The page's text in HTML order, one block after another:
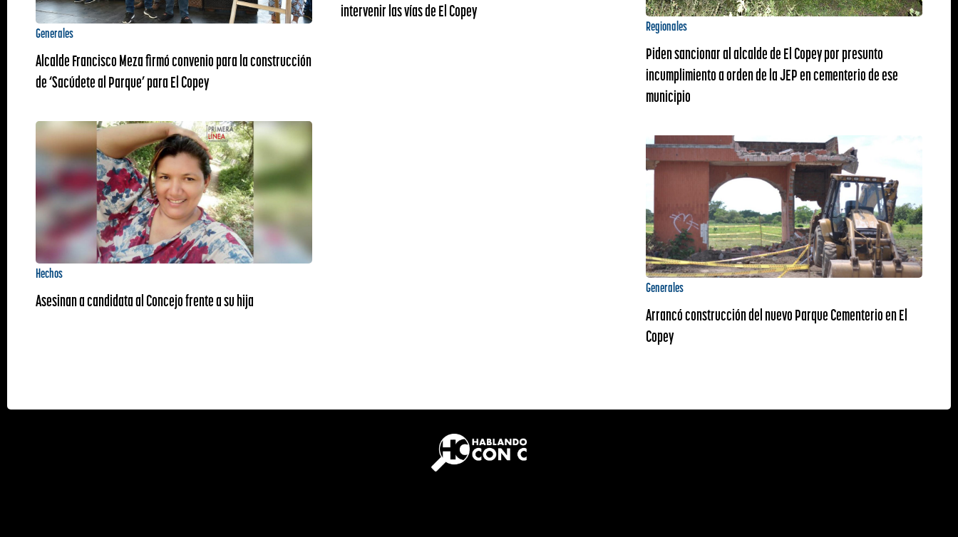
intervenir las vías de El Copey
Regionales
Piden sancionar al alcalde de El Copey por presunto
incumplimiento a orden de la JEP en cementerio de ese
municipio
Generales
Alcalde Francisco Meza firmó convenio para la construcción
de ‘Sacúdete al Parque’ para El Copey
Generales
Arrancó construcción del nuevo Parque Cementerio en El
Copey
Hechos
Asesinan a candidata al Concejo frente a su hija